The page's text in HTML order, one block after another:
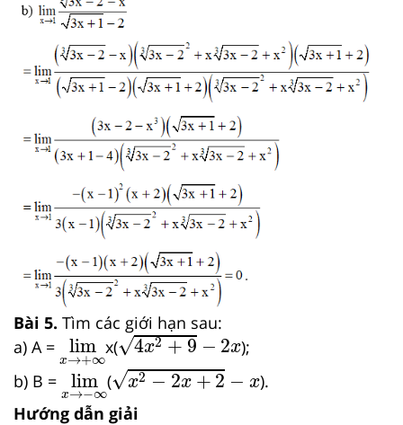
Bài 5. Tìm các giới hạn sau:
a) A =
lim
x→+∞
limx→+∞
x(√4x2 + 9 − 2x
4x2+9−2x
);
b) B =
lim
x→−∞
limx→ −∞
(√x2 − 2x + 2 − x
2−2x+2−x
).
Hướng dẫn giải